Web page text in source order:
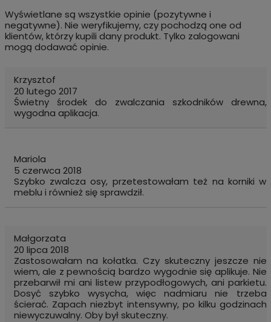
Wyświetlane są wszystkie opinie (pozytywne i
negatywne). Nie weryfikujemy, czy pochodzą one od
klientów, którzy kupili dany produkt. Tylko zalogowani
mogą dodawać opinie.
Krzysztof
20 lutego 2017
Świetny środek do zwalczania szkodników drewna,
wygodna aplikacja.
Mariola
5 czerwca 2018
Szybko zwalcza osy, przetestowałam też na korniki w
meblu i również się sprawdził.
Małgorzata
20 lipca 2018
Zastosowałam na kołatka. Czy skuteczny jeszcze nie
wiem, ale z pewnością bardzo wygodnie się aplikuje. Nie
przebarwił mi ani listew przypodłogowych, ani parkietu.
Dosyć szybko wysycha, więc nadmiaru nie trzeba
ścierać. Zapach niezbyt intensywny, po kilku godzinach
niewyczuwalny. Oby był skuteczny.